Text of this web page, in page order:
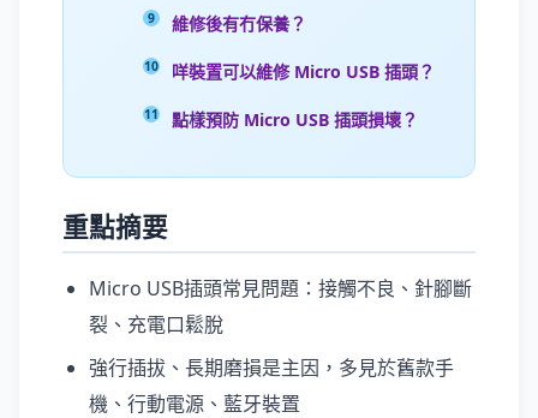
維修後有冇保養？
咩裝置可以維修 Micro USB 插頭？
點樣預防 Micro USB 插頭損壞？
重點摘要
Micro USB插頭常見問題：接觸不良、針腳斷
裂、充電口鬆脫
強行插拔、長期磨損是主因，多見於舊款手
機、行動電源、藍牙裝置